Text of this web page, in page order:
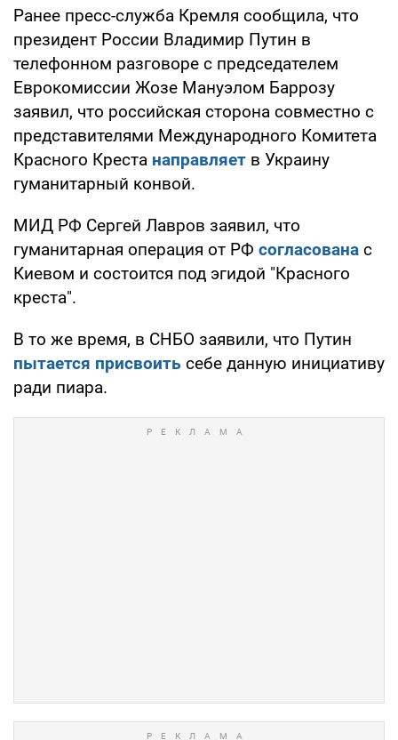
Ранее пресс-служба Кремля сообщила, что
президент России Владимир Путин в
телефонном разговоре с председателем
Еврокомиссии Жозе Мануэлом Баррозу
заявил, что российская сторона совместно с
представителями Международного Комитета
Красного Креста направляет в Украину
гуманитарный конвой.
МИД РФ Сергей Лавров заявил, что
гуманитарная операция от РФ согласована с
Киевом и состоится под эгидой "Красного
креста".
В то же время, в СНБО заявили, что Путин
пытается присвоить себе данную инициативу
ради пиара.